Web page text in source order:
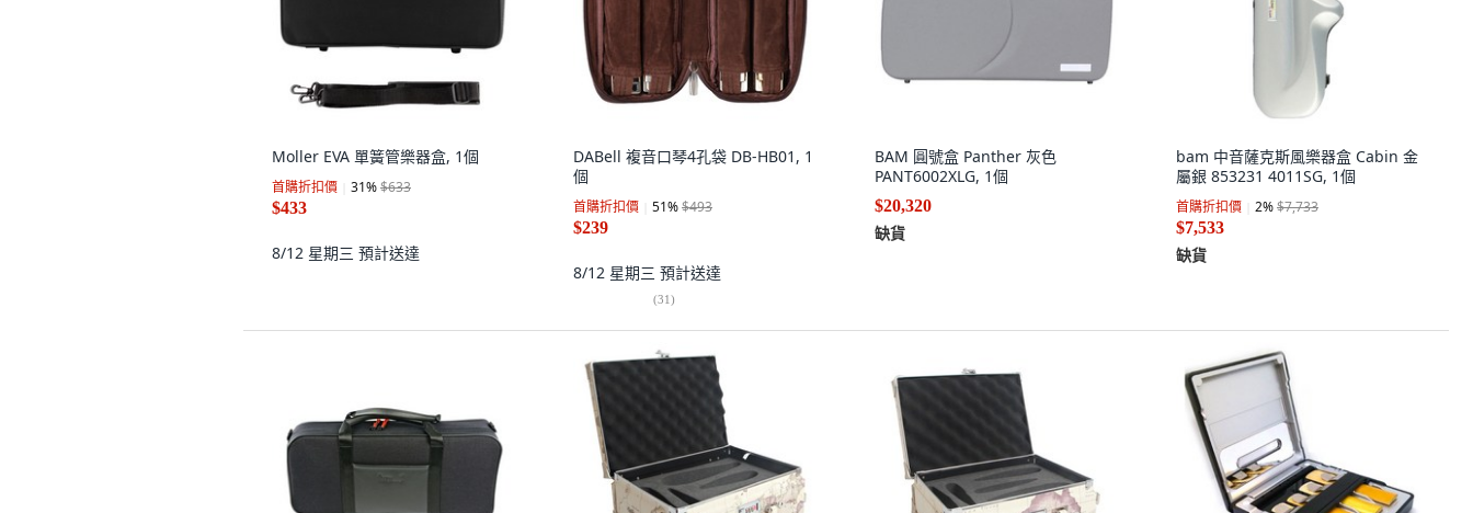
Moller EVA 單簧管樂器盒, 1個
首購折扣價 31%$633
$433
8/12 星期三 預計送達
DABell 複音口琴4孔袋 DB-HB01, 1
個
首購折扣價 51%$493
$239
8/12 星期三 預計送達
(31)
BAM 圓號盒 Panther 灰色
PANT6002XLG, 1個
$20,320
缺貨
bam 中音薩克斯風樂器盒 Cabin 金
屬銀 853231 4011SG, 1個
首購折扣價 2%$7,733
$7,533
缺貨